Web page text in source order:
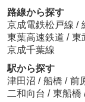
路線から探す
京成電鉄松戸線 /
東葉高速鉄道 / 東
京成千葉線
駅から探す
津田沼 / 船橋 / 前
二和向台 / 東船橋